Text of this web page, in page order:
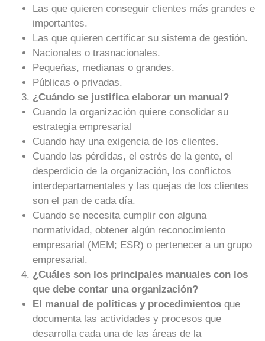
Las que quieren conseguir clientes más grandes e
importantes.
Las que quieren certificar su sistema de gestión.
Nacionales o trasnacionales.
Pequeñas, medianas o grandes.
Públicas o privadas.
¿Cuándo se justifica elaborar un manual?
Cuando la organización quiere consolidar su
estrategia empresarial
Cuando hay una exigencia de los clientes.
Cuando las pérdidas, el estrés de la gente, el
desperdicio de la organización, los conflictos
interdepartamentales y las quejas de los clientes
son el pan de cada día.
Cuando se necesita cumplir con alguna
normatividad, obtener algún reconocimiento
empresarial (MEM; ESR) o pertenecer a un grupo
empresarial.
¿Cuáles son los principales manuales con los
que debe contar una organización?
El manual de políticas y procedimientos que
documenta las actividades y procesos que
desarrolla cada una de las áreas de la